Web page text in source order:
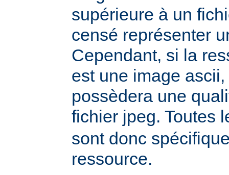
supérieure à un
censé représenter
Cependant, si la
est une image
possèdera une
fichier jpeg. Toutes
sont donc
ressource.